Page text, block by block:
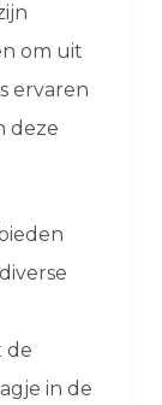
om uit
ervaren
deze
de
in de